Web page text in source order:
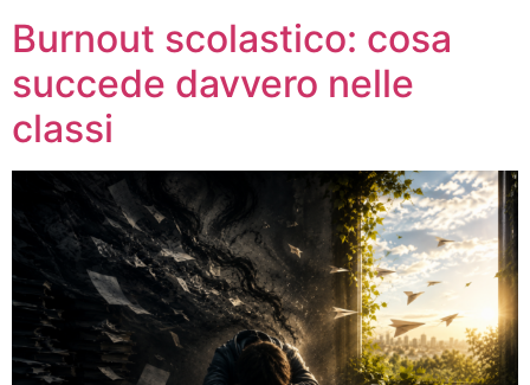
Burnout scolastico: cosa
succede davvero nelle
classi